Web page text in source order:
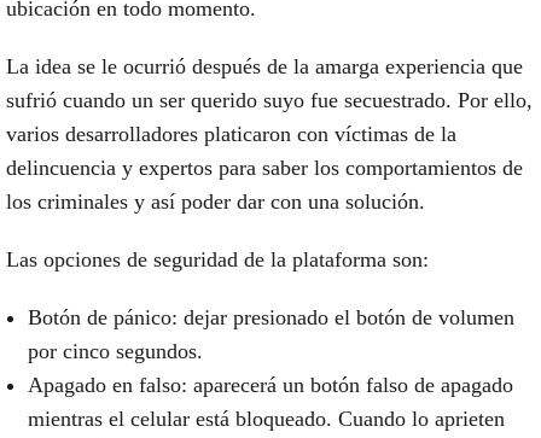
ubicación en todo momento.
La idea se le ocurrió después de la amarga experiencia que
sufrió cuando un ser querido suyo fue secuestrado. Por ello,
varios desarrolladores platicaron con víctimas de la
delincuencia y expertos para saber los comportamientos de
los criminales y así poder dar con una solución.
Las opciones de seguridad de la plataforma son:
Botón de pánico: dejar presionado el botón de volumen
por cinco segundos.
Apagado en falso: aparecerá un botón falso de apagado
mientras el celular está bloqueado. Cuando lo aprieten